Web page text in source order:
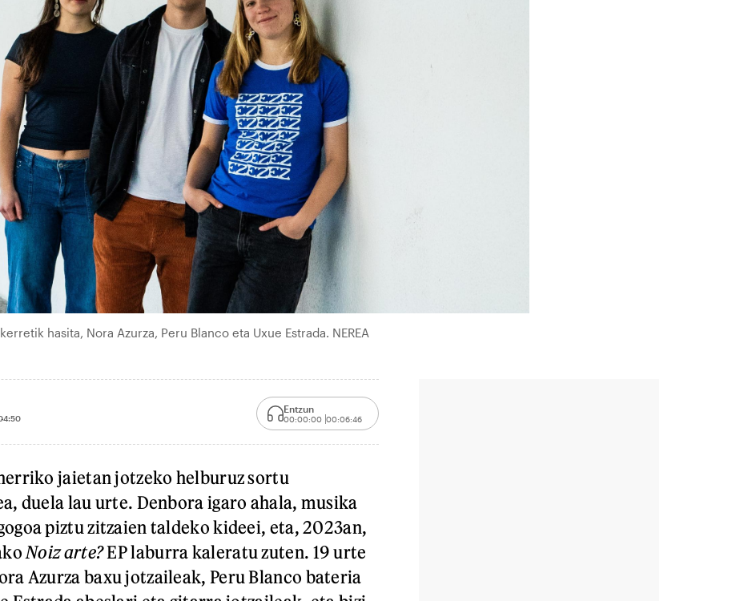
hasita, Nora Azurza, Peru Blanco eta Uxue Estrada. NEREA
Entzun
00:00:00 00:06:46
jaietan jotzeko helburuz sortu
duela lau urte. Denbora igaro ahala, musika
piztu zitzaien taldeko kideei, eta, 2023an,
Noiz arte?EPlaburra kaleratu zuten. 19 urte
Azurza baxu jotzaileak, Peru Blanco bateria